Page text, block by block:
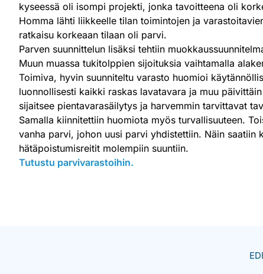
kyseessä oli isompi projekti, jonka tavoitteena oli
Homma lähti liikkeelle tilan toimintojen ja
ratkaisu korkeaan tilaan oli parvi.
Parven suunnittelun lisäksi tehtiin
Muun muassa tukitolppien sijoituksia vaihtamalla
Toimiva, hyvin suunniteltu varasto huomioi
luonnollisesti kaikki raskas lavatavara ja muu
sijaitsee pientavarasäilytys ja harvemmin tarvittavat
Samalla kiinnitettiin huomiota myös turvallisuuteen.
vanha parvi, johon uusi parvi yhdistettiin. Näin saatiin
hätäpoistumisreitit molempiin suuntiin.
Tutustu parvivarastoihin.